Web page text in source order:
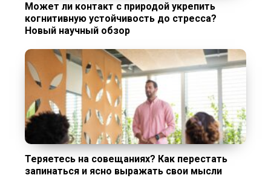
Может ли контакт с природой укрепить
когнитивную устойчивость до стресса?
Новый научный обзор
Теряетесь на совещаниях? Как перестать
запинаться и ясно выражать свои мысли